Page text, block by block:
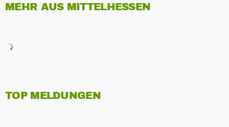
MEHR AUS MITTELHESSEN
TOP MELDUNGEN